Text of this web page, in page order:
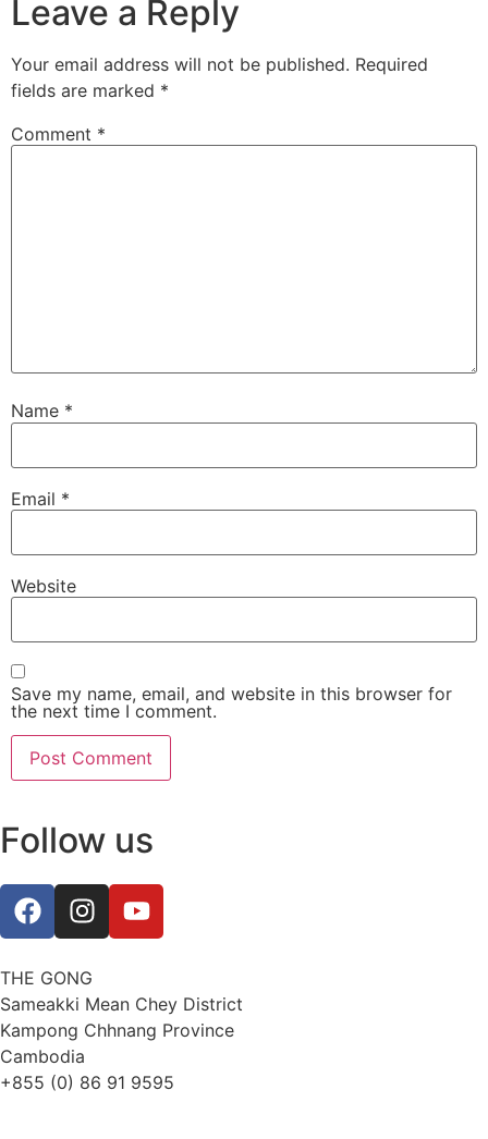
Leave a Reply
Your email address will not be published. Required
fields are marked *
Comment *
Name *
Email *
Website
Save my name, email, and website in this browser for
the next time I comment.
Follow us
THE GONG
Sameakki Mean Chey District
Kampong Chhnang Province
Cambodia
+855 (0) 86 91 9595